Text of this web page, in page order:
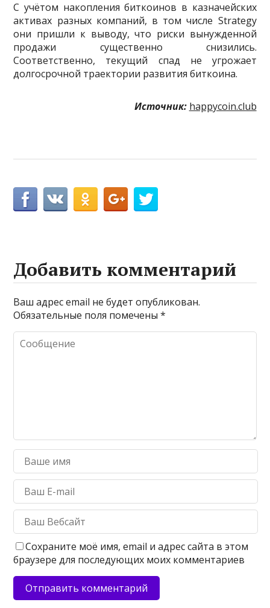
С учётом накопления биткоинов в казначейских
активах разных компаний, в том числе Strategy
они пришли к выводу, что риски вынужденной
продажи существенно снизились.
Соответственно, текущий спад не угрожает
долгосрочной траектории развития биткоина.
Источник: happycoin.club
Добавить комментарий
Ваш адрес email не будет опубликован.
Обязательные поля помечены*
Сохраните моё имя, email и адрес сайта в этом
браузере для последующих моих комментариев